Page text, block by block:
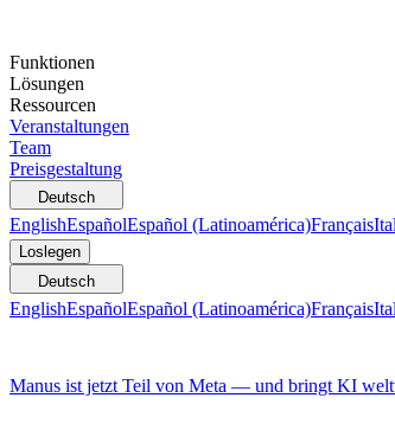
Funktionen
Lösungen
Ressourcen
Veranstaltungen
Team
Preisgestaltung
Deutsch
EnglishEspañolEspañol (Latinoamérica)Français
Loslegen
Deutsch
EnglishEspañolEspañol (Latinoamérica)Français
Manus ist jetzt Teil von Meta — und bringt KI